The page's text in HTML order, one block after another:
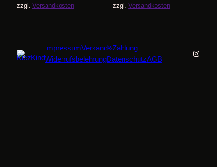
zzgl. Versandkosten zzgl.Versandkosten
ImpressumVersand&Zahlung
WiderrufsbelehrungDatenschutzAGB